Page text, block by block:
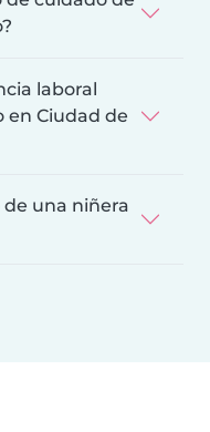
laboral
Ciudad de
de una niñera